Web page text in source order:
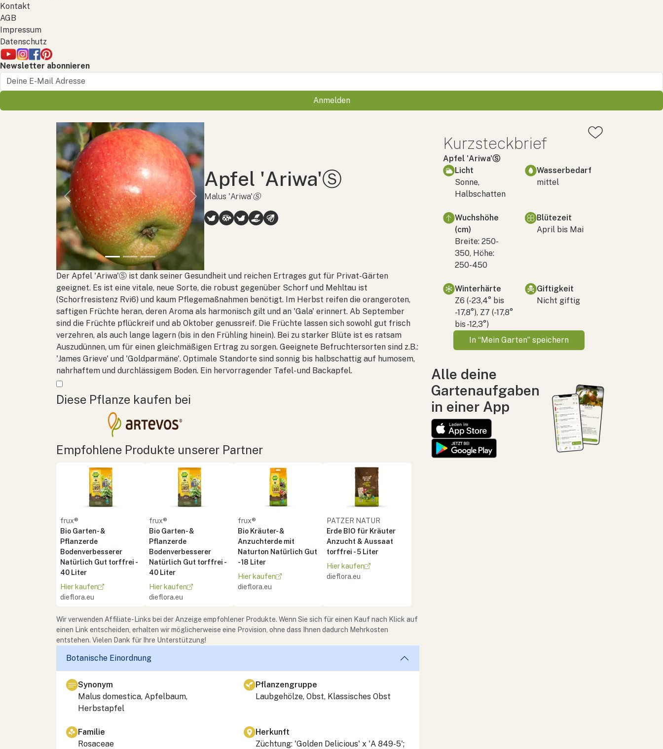
Kontakt
AGB
Impressum
Datenschutz
Newsletter abonnieren
Anmelden
Previous Next
Apfel 'Ariwa'Ⓢ
Malus 'Ariwa'Ⓢ
Der Apfel 'Ariwa'Ⓢ ist dank seiner Gesundheit und reichen Ertrages gut für Privat-Gärten
geeignet. Es ist eine vitale, neue Sorte, die robust gegenüber Schorf und Mehltau ist
(Schorfresistenz Rvi6) und kaum Pflegemaßnahmen benötigt. Im Herbst reifen die orangeroten,
saftigen Früchte heran, deren Aroma als harmonisch gilt und an 'Gala' erinnert. Ab September
sind die Früchte pflückreif und ab Oktober genussreif. Die Früchte lassen sich sowohl gut frisch
verzehren, als auch lange lagern (bis in den Frühling hinein). Bei zu starker Blüte ist es ratsam
Auszudünnen, um für einen gleichmäßigen Ertrag zu sorgen. Geeignete Befruchtersorten sind z.B.:
'James Grieve' und 'Goldparmäne'. Optimale Standorte sind sonnig bis halbschattig auf humosem,
nahrhaftem und durchlässigem Boden. Ein hervorragender Tafel- und Backapfel.
Mehr anzeigen
Diese Pflanze kaufen bei
Empfohlene Produkte unserer Partner
frux®
Bio Garten- &
Pflanzerde
Bodenverbesserer
Natürlich Gut torffrei -
40 Liter
Hier kaufen
dieflora.eu
frux®
Bio Garten- &
Pflanzerde
Bodenverbesserer
Natürlich Gut torffrei -
40 Liter
Hier kaufen
dieflora.eu
frux®
Bio Kräuter- &
Anzuchterde mit
Naturton Natürlich Gut
- 18 Liter
Hier kaufen
dieflora.eu
PATZER NATUR
Erde BIO für Kräuter
Anzucht & Aussaat
torffrei - 5 Liter
Hier kaufen
dieflora.eu
Wir verwenden Affiliate-Links bei der Anzeige empfohlener Produkte. Wenn Sie sich für einen Kauf nach Klick auf
einen Link entscheiden, erhalten wir möglicherweise eine Provision, ohne dass Ihnen dadurch Mehrkosten
entstehen. Vielen Dank für Ihre Unterstützung!
Botanische Einordnung
Synonym
Malus domestica, Apfelbaum,
Herbstapfel
Pflanzengruppe
Laubgehölze, Obst, Klassisches Obst
Familie
Rosaceae
Herkunft
Züchtung: 'Golden Delicious' x 'A 849-5';
Kurzsteckbrief
Apfel 'Ariwa'Ⓢ
Licht
Sonne,
Halbschatten
Wasserbedarf
mittel
Wuchshöhe
(cm)
Breite: 250-
350, Höhe:
250-450
Blütezeit
April bis Mai
Winterhärte
Z6 (-23,4° bis
-17,8°), Z7 (-17,8°
bis -12,3°)
Giftigkeit
Nicht giftig
In “Mein Garten” speichern
Alle deine
Gartenaufgaben
in einer App